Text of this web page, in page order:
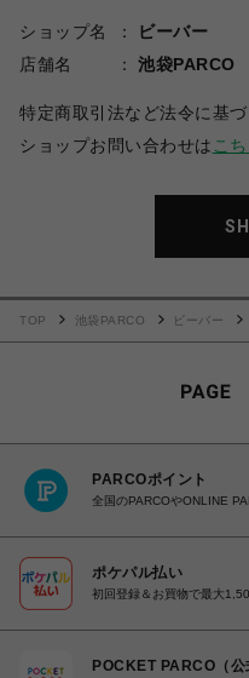
ショップ名
ビーバー
店舗名
池袋PARCO
特定商取引法など法令に基
ショップお問い合わせは こ
TOP 池袋PARCO ビーバー
PARCOポイント
全国のPARCOやONLINE
ポケパル払い
初回登録＆お買物で最大
POCKET PARCO（公